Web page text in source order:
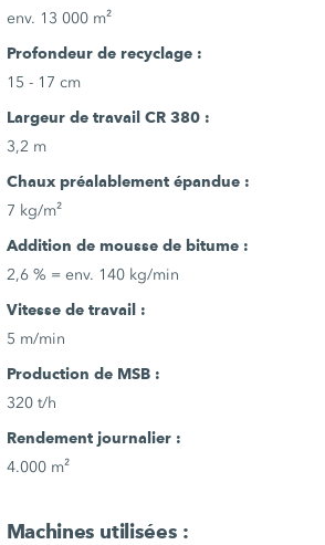
env. 13 000 m²
Profondeur de recyclage :
15 - 17 cm
Largeur de travail CR 380 :
3,2 m
Chaux préalablement épandue :
7 kg/m²
Addition de mousse de bitume :
2,6 % = env. 140 kg/min
Vitesse de travail :
5 m/min
Production de MSB :
320 t/h
Rendement journalier :
4.000 m²
Machines utilisées :